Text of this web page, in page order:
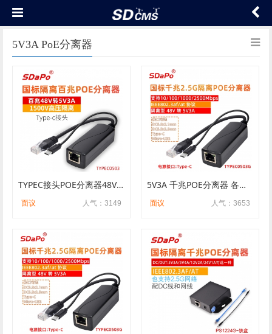
5V3A PoE分离器
TYPEC接头POE分离器48V转5V3A百兆 1500V高压隔离TYPEC0503树莓派
人气：3149
面议
5V3A 千兆POE分离器 各种接口 国标 隔离 树莓派 达普SDAPO
人气：3653
面议